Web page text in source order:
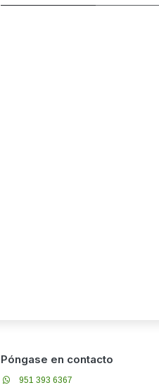
Póngase en contacto
951 393 6367